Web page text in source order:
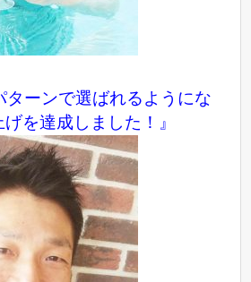
ターンで選ばれるようにな
を達成しました！』